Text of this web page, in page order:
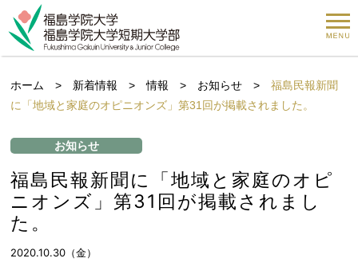
ホーム > 新着情報 >情報 > お知らせ >福島民報新聞
に「地域と家庭のオピニオンズ」第31回が掲載されました。
お知らせ
福島民報新聞に「地域と家庭のオピ
ニオンズ」第31回が掲載されまし
た。
2020.10.30（金）